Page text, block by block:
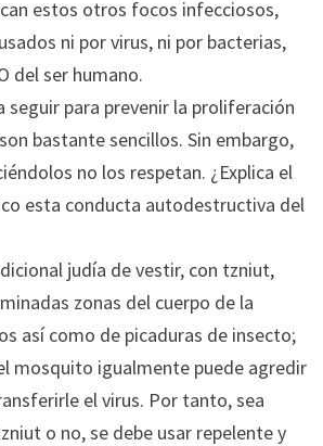
estos otros focos infecciosos,
ni por virus, ni por bacterias,
del ser humano.
seguir para prevenir la proliferación
bastante sencillos. Sin embargo,
no los respetan. ¿Explica el
esta conducta autodestructiva del
judía de vestir, con tzniut,
zonas del cuerpo de la
así como de picaduras de insecto;
mosquito igualmente puede agredir
el virus. Por tanto, sea
o no, se debe usar repelente y